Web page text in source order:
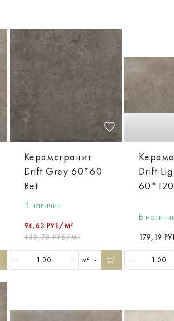
Керамогранит
Drift Grey 60*60
Ret
В наличии
94,63 РУБ/М²
138,78 РУБ/М²
м²
Drift
В
179,19